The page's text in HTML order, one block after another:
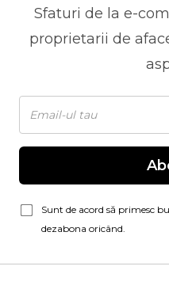
Sfaturi de la e-
proprietarii de
Sunt de acord să primesc
dezabona oricând.